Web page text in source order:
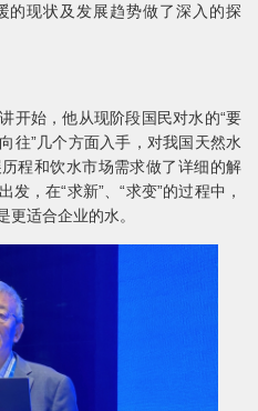
的现状及发展趋势做了深入的探
始，他从现阶段国民对水的“要
往”几个方面入手，对我国天然水
程和饮水市场需求做了详细的解
，在“求新”、“求变”的过程中，
更适合企业的水。